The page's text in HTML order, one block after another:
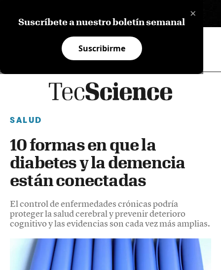
×
Suscríbete a nuestro boletín semanal
Suscribirme
SALUD
10 formas en que la
diabetes y la demencia
están conectadas
El control de enfermedades crónicas podría
proteger la salud cerebral y prevenir deterioro
cognitivo y las evidencias son cada vez más amplias.